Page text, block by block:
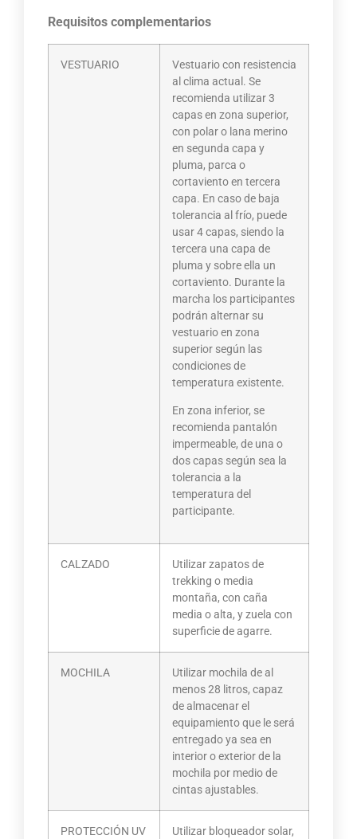
Requisitos complementarios
VESTUARIO
Vestuario con resistencia
al clima actual. Se
recomienda utilizar 3
capas en zona superior,
con polar o lana merino
en segunda capa y
pluma, parca o
cortaviento en tercera
capa. En caso de baja
tolerancia al frío, puede
usar 4 capas, siendo la
tercera una capa de
pluma y sobre ella un
cortaviento. Durante la
marcha los participantes
podrán alternar su
vestuario en zona
superior según las
condiciones de
temperatura existente.
En zona inferior, se
recomienda pantalón
impermeable, de una o
dos capas según sea la
tolerancia a la
temperatura del
participante.
CALZADO
Utilizar zapatos de
trekking o media
montaña, con caña
media o alta, y zuela con
superficie de agarre.
MOCHILA
Utilizar mochila de al
menos 28 litros, capaz
de almacenar el
equipamiento que le será
entregado ya sea en
interior o exterior de la
mochila por medio de
cintas ajustables.
PROTECCIÓN UV
Utilizar bloqueador solar,